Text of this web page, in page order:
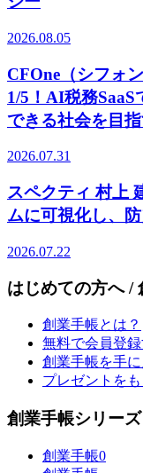
2026.08.05
CFOne（シフォ
1/5！AI税務
できる社会を目
2026.07.31
スペクティ 村上
ムに可視化し、
2026.07.22
はじめての方へ /
創業手帳とは？
無料で会員登録
創業手帳を手
プレゼントをも
創業手帳シリーズ
創業手帳0